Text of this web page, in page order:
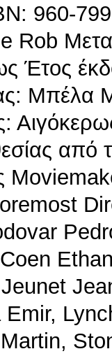
960-
Rob
Έτος
Μπέλα
από